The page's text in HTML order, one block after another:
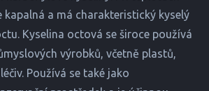
kapalná a má charakteristický kyselý
Kyselina octová se široce používá
výrobků, včetně plastů,
Používá se také jako